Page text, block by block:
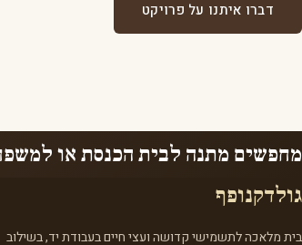
דברו איתנו על פרויקט
מחפשים מתנה לבית הכנסת או
גולדקנופף
בית מלאכה לתשמישי קדושה ועצי חיים בעבודת יד, בשילוב